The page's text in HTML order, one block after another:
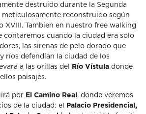
destruido durante la Segunda
meticulosamente reconstruido según
XVIII. Tambien en nuestro free walking
contaremos cuando la ciudad era sólo
las sirenas de pelo dorado que
ríos defendían la ciudad de los
a las orillas del
Río Vístula donde
paisajes.
por El Camino Real , donde veremos
de la ciudad: el
Palacio Presidencial,